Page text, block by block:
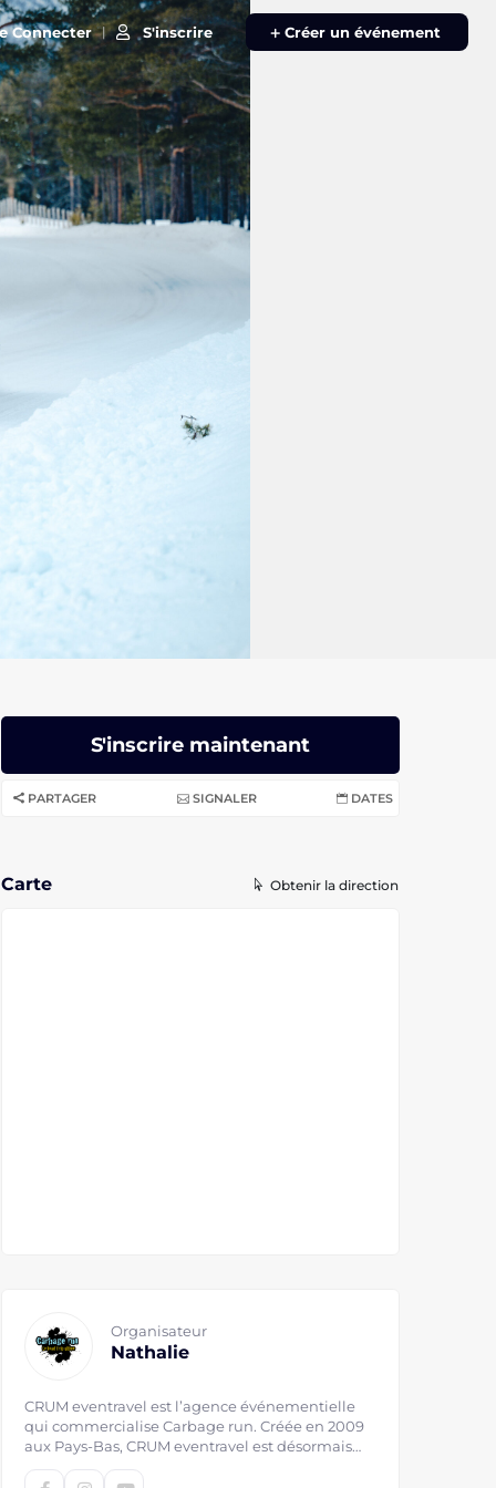
Connecter | S'inscrire Créer un événement
S'inscrire maintenant
PARTAGER SIGNALER DATES
Carte Obtenir la direction
Organisateur
Nathalie
CRUM eventravel est l’agence événementielle
qui commercialise Carbage run. Créée en 2009
aux Pays-Bas, CRUM eventravel est désormais